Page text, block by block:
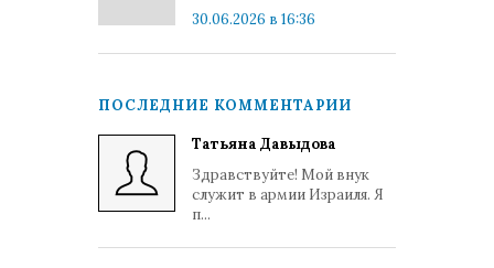
30.06.2026 в 16:36
ПОСЛЕДНИЕ КОММЕНТАРИИ
Татьяна Давыдова
Здравствуйте! Мой внук
служит в армии Израиля. Я
п...